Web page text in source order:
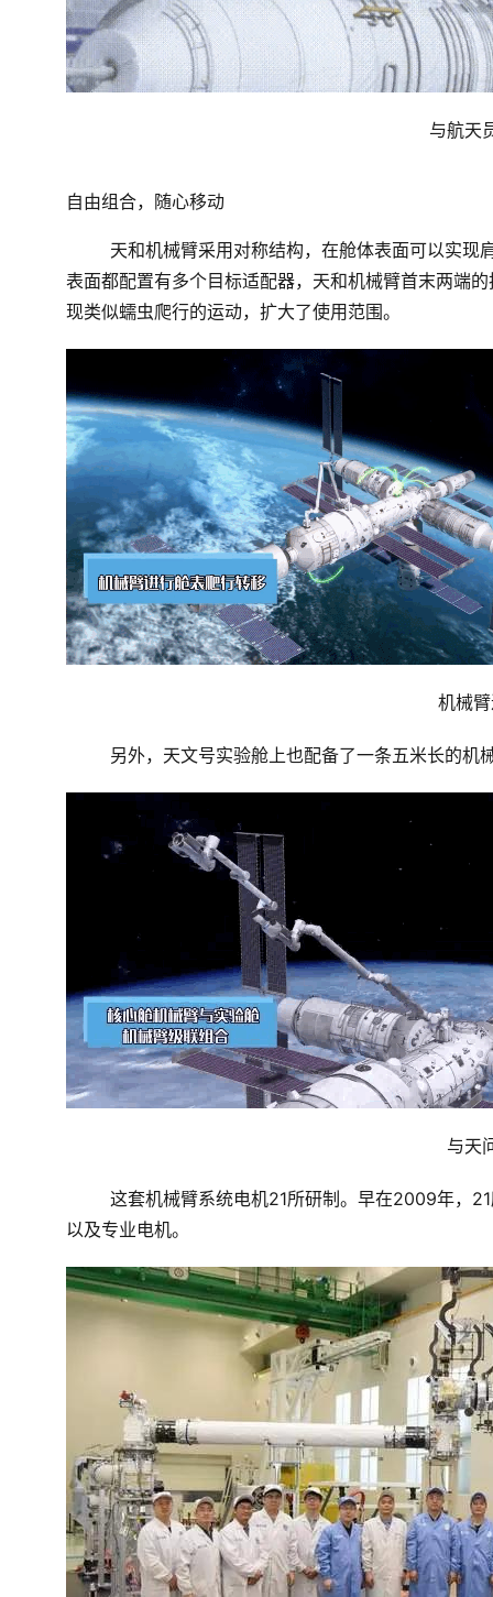
与航天
自由组合，随心移动
天和机械臂采用对称结构，在舱体表面可以实现
表面都配置有多个目标适配器，天和机械臂首末两端
现类似蠕虫爬行的运动，扩大了使用范围。
机械
另外，天文号实验舱上也配备了一条五米长的机
与天
这套机械臂系统电机21所研制。早在2009年，
以及专业电机。